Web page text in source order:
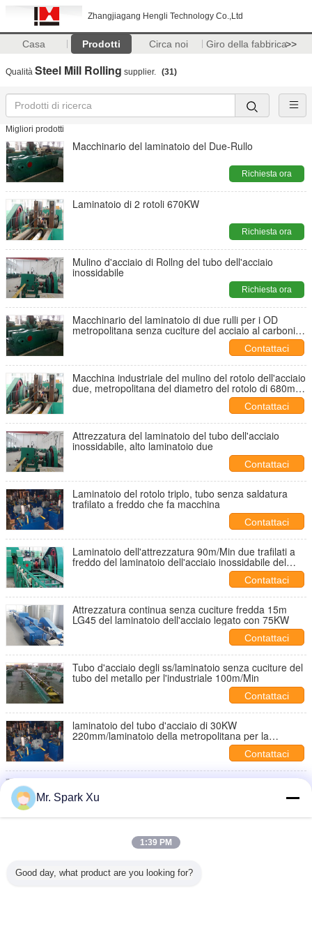
Zhangjiagang Hengli Technology Co.,Ltd
Casa Prodotti Circa noi Giro della fabbrica>>
Qualità Steel Mill Rolling supplier. (31)
Migliori prodotti
Macchinario del laminatoio del Due-Rullo
Richiesta ora
Laminatoio di 2 rotoli 670KW
Richiesta ora
Mulino d'acciaio di Rollng del tubo dell'acciaio
inossidabile
Richiesta ora
Macchinario del laminatoio di due rulli per i OD
metropolitana senza cuciture del acciaio al carbonio
Contattaci
Macchina industriale del mulino del rotolo dell'acciaio
due, metropolitana del diametro del rotolo di 680mm
Contattaci
Attrezzatura del laminatoio del tubo dell'acciaio
inossidabile, alto laminatoio due
Contattaci
Laminatoio del rotolo triplo, tubo senza saldatura
trafilato a freddo che fa macchina
Contattaci
Laminatoio dell'attrezzatura 90m/Min due trafilati a
freddo del laminatoio dell'acciaio inossidabile del
Contattaci
Attrezzatura continua senza cuciture fredda 15m
LG45 del laminatoio dell'acciaio legato con 75KW
Contattaci
Tubo d'acciaio degli ss/laminatoio senza cuciture del
tubo del metallo per l'industriale 100m/Min
Contattaci
laminatoio del tubo d'acciaio di 30KW
220mm/laminatoio della metropolitana per la
fabbricazione del tubo senza saldatura
Contattaci
macchina fredda del mulino di Pilger del rullo
Attrezzatura d'acciaio del laminatoio della
metropolitana di precisione trafilata a freddo con il
Mr. Spark Xu
1:39 PM
Good day, what product are you looking for?